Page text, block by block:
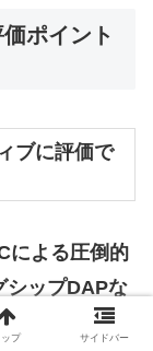
ポイント
ブに評価で
による圧倒的
シップDAPな
ィオ体験を
ップ サイドバー